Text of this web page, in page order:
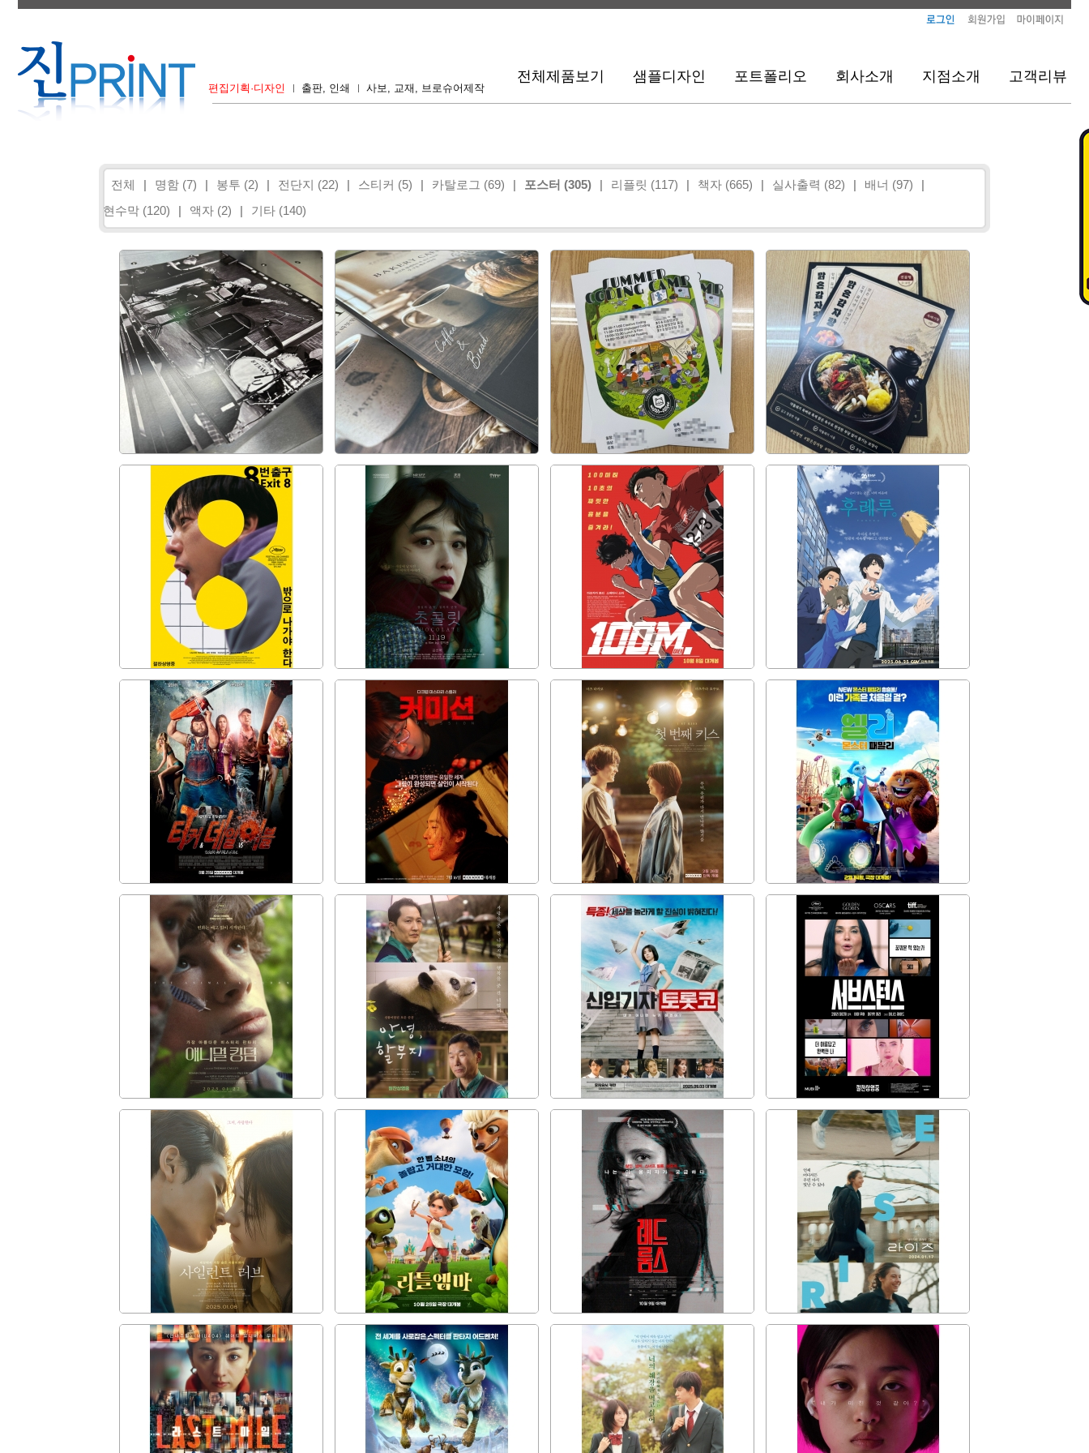
편집기획·디자인 출판, 인쇄 사보, 교재, 브로슈어제작
전체제품보기 샘플디자인 포트폴리오 회사소개 지점소개 고객리뷰
전체 | 명함 (7) | 봉투 (2) | 전단지 (22) | 스티커 (5) | 카탈로그 (69) | 포스터 (305) | 리플릿 (117) | 책자 (665) | 실사출력 (82) | 배너 (97)
|
현수막 (120)
| 액자 (2) | 기타 (140)